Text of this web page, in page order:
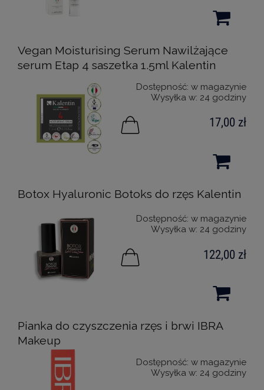
Vegan Moisturising Serum Nawilżające
serum Etap 4 saszetka 1.5ml Kalentin
Dostępność: w magazynie
Wysyłka w: 24 godziny
17,00 zł
Botox Hyaluronic Botoks do rzęs Kalentin
Dostępność: w magazynie
Wysyłka w: 24 godziny
122,00 zł
Pianka do czyszczenia rzęs i brwi IBRA
Makeup
Dostępność: w magazynie
Wysyłka w: 24 godziny